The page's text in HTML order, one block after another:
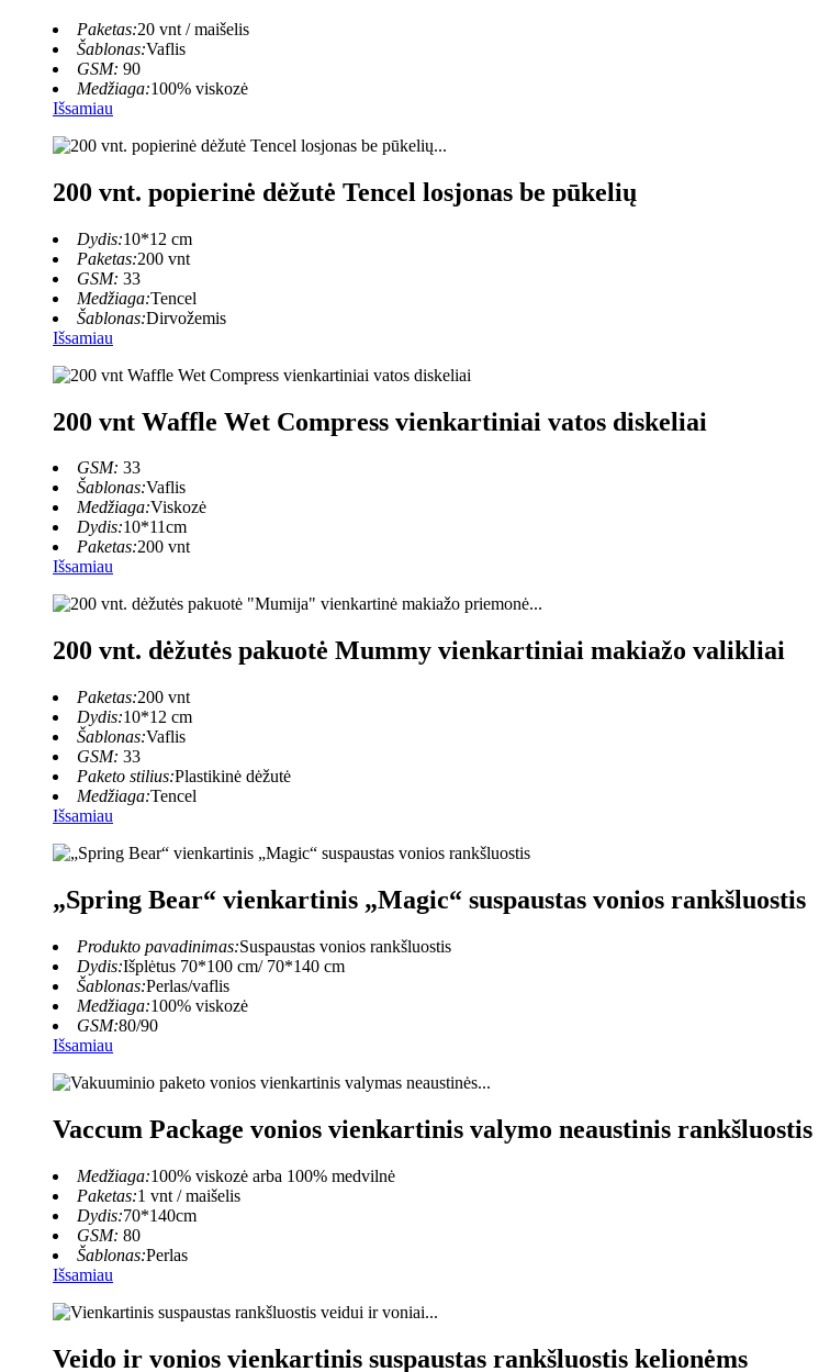
Paketas:20 vnt / maišelis
Šablonas:Vaflis
GSM: 90
Medžiaga:100% viskozė
Išsamiau
200 vnt. popierinė dėžutė Tencel losjonas be pūkelių
Dydis:10*12 cm
Paketas:200 vnt
GSM: 33
Medžiaga:Tencel
Šablonas:Dirvožemis
Išsamiau
200 vnt Waffle Wet Compress vienkartiniai vatos diskeliai
GSM: 33
Šablonas:Vaflis
Medžiaga:Viskozė
Dydis:10*11cm
Paketas:200 vnt
Išsamiau
200 vnt. dėžutės pakuotė Mummy vienkartiniai makiažo valikliai
Paketas:200 vnt
Dydis:10*12 cm
Šablonas:Vaflis
GSM: 33
Paketo stilius:Plastikinė dėžutė
Medžiaga:Tencel
Išsamiau
„Spring Bear“ vienkartinis „Magic“ suspaustas vonios rankšluostis
Produkto pavadinimas:Suspaustas vonios rankšluostis
Dydis:Išplėtus 70*100 cm/ 70*140 cm
Šablonas:Perlas/vaflis
Medžiaga:100% viskozė
GSM:80/90
Išsamiau
Vaccum Package vonios vienkartinis valymo neaustinis rankšluostis
Medžiaga:100% viskozė arba 100% medvilnė
Paketas:1 vnt / maišelis
Dydis:70*140cm
GSM: 80
Šablonas:Perlas
Išsamiau
Veido ir vonios vienkartinis suspaustas rankšluostis kelionėms